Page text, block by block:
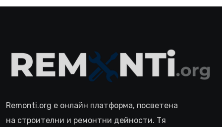
Remonti.org е онлайн платформа, посветена
на строителни и ремонтни дейности. Тя